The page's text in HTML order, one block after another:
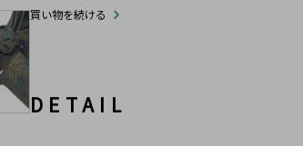
買い物を続ける
DETAIL